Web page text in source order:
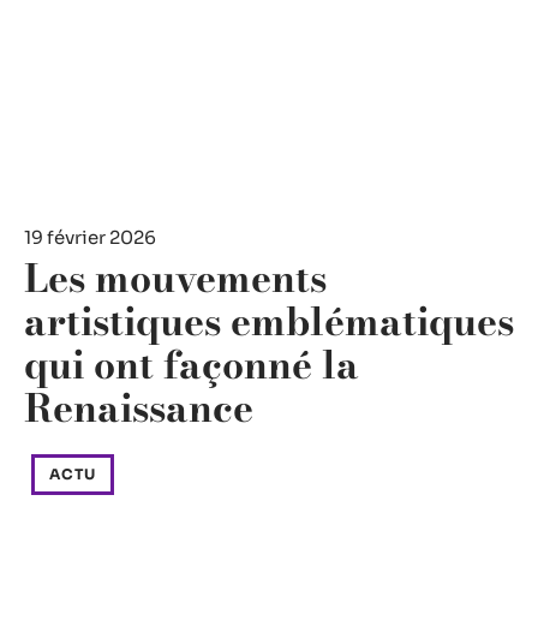
19 février 2026
Les mouvements
artistiques emblématiques
qui ont façonné la
Renaissance
ACTU